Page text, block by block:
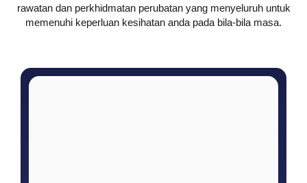
rawatan dan perkhidmatan perubatan yang menyeluruh untuk
memenuhi keperluan kesihatan anda pada bila-bila masa.